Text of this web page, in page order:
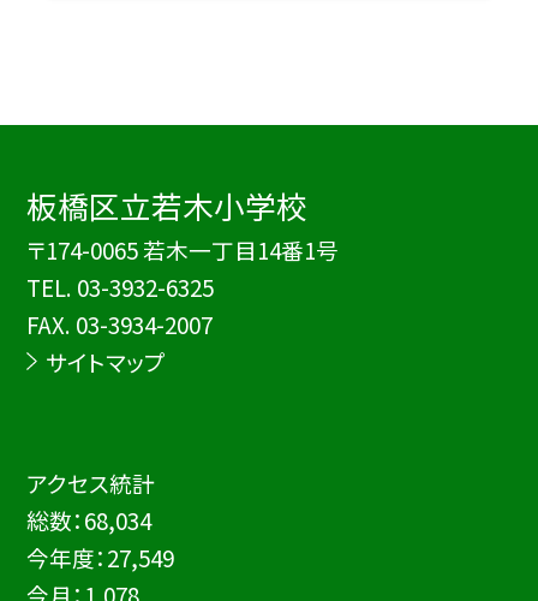
板橋区立若木小学校
〒174-0065 若木一丁目14番1号
TEL. 03-3932-6325
FAX. 03-3934-2007
サイトマップ
アクセス統計
総数：68,034
今年度：27,549
今月： 1,078